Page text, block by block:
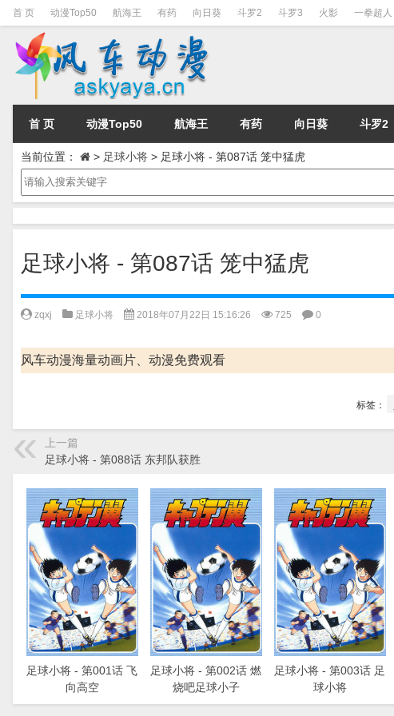
首 页 动漫Top50 航海王 有药 向日葵 斗罗2 斗罗3 火影 一拳超人
首 页 动漫Top50 航海王 有药 向日葵 斗罗2
当前位置： > 足球小将 > 足球小将 - 第087话 笼中猛虎
足球小将 - 第087话 笼中猛虎
zqxj 足球小将 2018年07月22日 15:16:26 725 0
风车动漫海量动画片、动漫免费观看
标签：
上一篇
足球小将 - 第088话 东邦队获胜
足球小将 - 第001话 飞
向高空
足球小将 - 第002话 燃
烧吧足球小子
足球小将 - 第003话 足
球小将